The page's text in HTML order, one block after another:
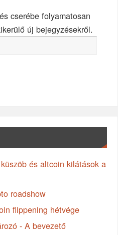
cserébe folyamatosan
új bejegyzésekről.
és altcoin kilátások a
roadshow
flippening hétvége
- A bevezető